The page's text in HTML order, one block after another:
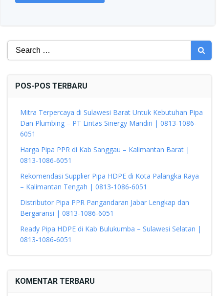
Search
POS-POS TERBARU
Mitra Terpercaya di Sulawesi Barat Untuk Kebutuhan Pipa
Dan Plumbing – PT Lintas Sinergy Mandiri | 0813-1086-
6051
Harga Pipa PPR di Kab Sanggau – Kalimantan Barat |
0813-1086-6051
Rekomendasi Supplier Pipa HDPE di Kota Palangka Raya
– Kalimantan Tengah | 0813-1086-6051
Distributor Pipa PPR Pangandaran Jabar Lengkap dan
Bergaransi | 0813-1086-6051
Ready Pipa HDPE di Kab Bulukumba – Sulawesi Selatan |
0813-1086-6051
KOMENTAR TERBARU